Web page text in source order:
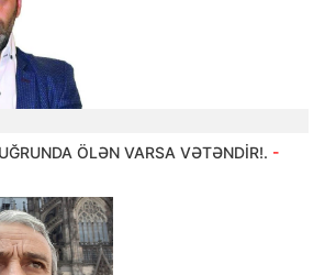
ÖLƏN VARSA VƏTƏNDİR!. -